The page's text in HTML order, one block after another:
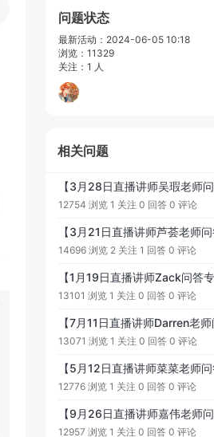
问题状态
最新活动：2024-06-05 10:18
浏览：11329
关注：1 人
相关问题
12754 浏览 1 关注 0 回答 0 评论
14696 浏览 2 关注 1 回答 0 评论
13101 浏览 1 关注 0 回答 0 评论
13071 浏览 1 关注 0 回答 0 评论
12776 浏览 1 关注 0 回答 0 评论
12957 浏览 1 关注 0 回答 0 评论